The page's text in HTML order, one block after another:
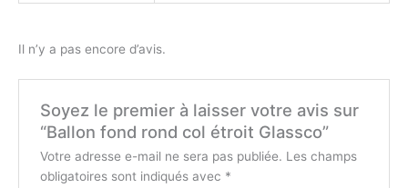
Il n’y a pas encore d’avis.
Soyez le premier à laisser votre avis sur
“Ballon fond rond col étroit Glassco”
Votre adresse e-mail ne sera pas publiée. Les champs
obligatoires sont indiqués avec *